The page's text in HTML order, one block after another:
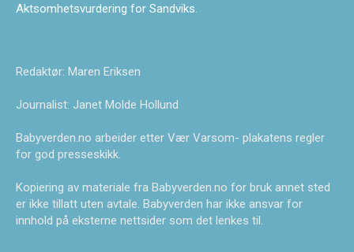
Aktsomhetsvurdering for Sandviks
Redaktør: Maren Eriksen
Journalist: Janet Molde Hollund
Babyverden.no arbeider etter Vær Varsom- plakatens regler
for god presseskikk.
Kopiering av materiale fra Babyverden.no for bruk annet sted
er ikke tillatt uten avtale. Babyverden har ikke ansvar for
innhold på eksterne nettsider som det lenkes til.